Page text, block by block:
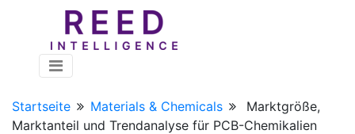
Startseite Materials & Chemicals
Marktgröße,
Marktanteil und Trendanalyse für PCB-Chemikalien